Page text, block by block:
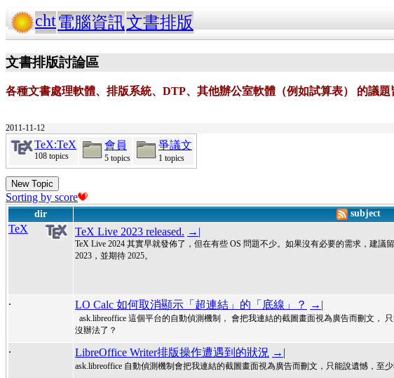
cht電腦資訊文書排版
文書排版討論區
各種文書處理軟體、排版系統、DTP、其他辦公室軟體（例如試算表） 的議
2011-11-12
TeX:TeX
108 topics
會員
5 topics
爭議文
1 topics
New Topic
Sorting by score
dir subject
TeX TeX Live 2023 released. →|
TeX Live 2024 其實早就發佈了，但在有些 OS 問題不少。如果沒有必要的需求，建議
2023，並期待 2025。
. LO Calc 如何取消顯示「超連結」的「底線」？ →|
ask.libreoffice 這個平台的自動偵測機制， 會把我連結的截圖畫面視為廣告而刪文，
沒辦法了？
. LibreOffice Writer排版操作遭遇到的狀況 →|
ask.libreoffice 自動偵測機制會把我連結的截圖畫面視為廣告而刪文，只能說遺憾，至